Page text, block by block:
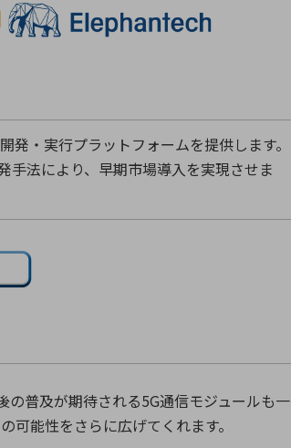
・実行プラットフォームを提供します。
手法により、早期市場導入を実現させま
普及が期待される5G通信モジュールも一
能性をさらに広げてくれます。